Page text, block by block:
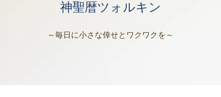
神聖暦ツォルキン
～毎日に小さな倖せとワクワクを～